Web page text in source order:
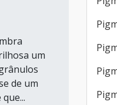
um
de um